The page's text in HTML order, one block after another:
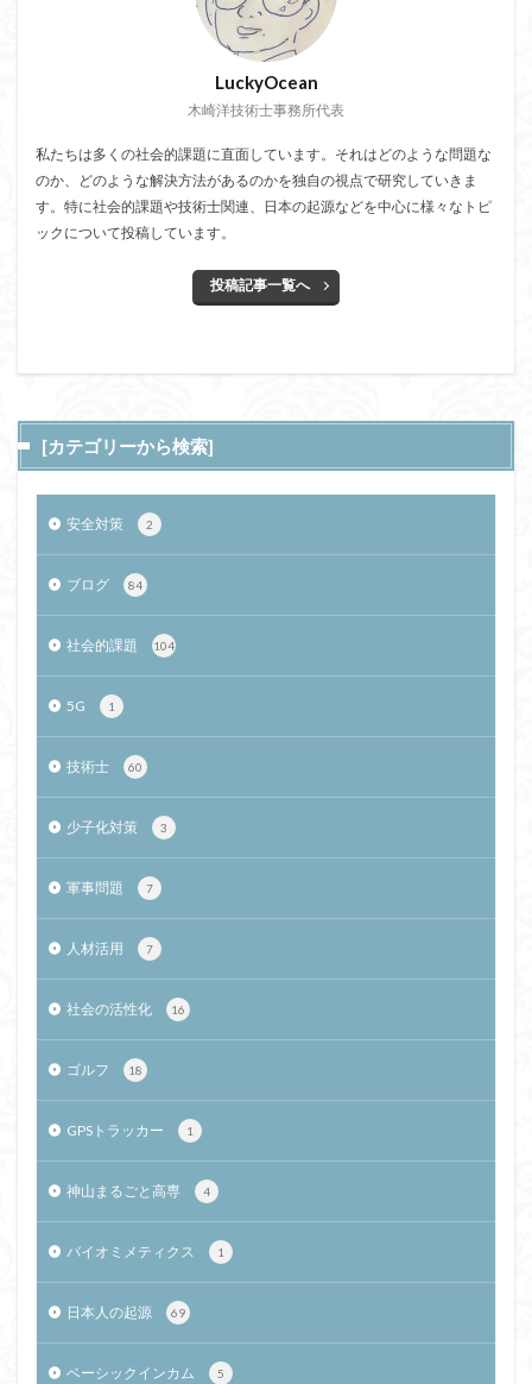
LuckyOcean
木崎洋技術士事務所代表
私たちは多くの社会的課題に直面しています。それはどのような問題な
のか、どのような解決方法があるのかを独自の視点で研究していきま
す。特に社会的課題や技術士関連、日本の起源などを中心に様々なトピ
ックについて投稿しています。
投稿記事一覧へ
[カテゴリーから検索]
安全対策 2
ブログ 84
社会的課題 104
5G 1
技術士 60
少子化対策 3
軍事問題 7
人材活用 7
社会の活性化 16
ゴルフ 18
GPSトラッカー 1
神山まるごと高専 4
バイオミメティクス 1
日本人の起源 69
ベーシックインカム 5